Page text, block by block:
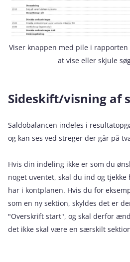
Viser knappen med pile i
at vise eller skjule
Sideskift/visning af
Saldobalancen indeles i
og kan ses ved streger der går på
Hvis din indeling ikke er som du
noget uventet, skal du ind og
har i kontplanen. Hvis du for
som en ny sektion, skyldes det er
"Overskrift start", og skal derfor
det ikke skal være en særskilt